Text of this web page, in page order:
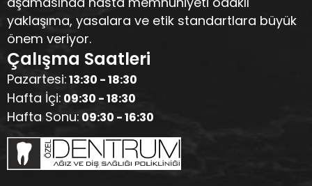
yaklaşıma, yasalara ve etik standartlara büyük
önem veriyor.
Çalışma Saatleri
Pazartesi:13:30 - 18:30
Hafta İçi: 09:30 - 18:30
Hafta Sonu: 09:30 - 16:30